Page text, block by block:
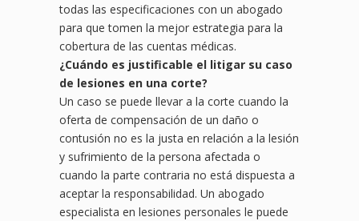
todas las especificaciones con un abogado
para que tomen la mejor estrategia para la
cobertura de las cuentas médicas.
¿Cuándo es justificable el litigar su caso
de lesiones en una corte?
Un caso se puede llevar a la corte cuando la
oferta de compensación de un daño o
contusión no es la justa en relación a la lesión
y sufrimiento de la persona afectada o
cuando la parte contraria no está dispuesta a
aceptar la responsabilidad. Un abogado
especialista en lesiones personales le puede